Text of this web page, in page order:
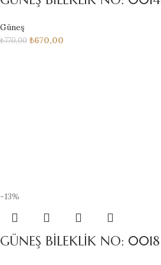
Güneş
₺770,00 ₺670,00
-13%
GÜNEŞ BİLEKLİK NO: 0018